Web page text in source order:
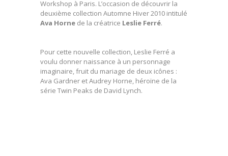
Workshop à Paris. L’occasion de découvrir la
deuxième collection Automne Hiver 2010 intitulé
Ava Horne de la créatrice Leslie Ferré.
Pour cette nouvelle collection, Leslie Ferré a
voulu donner naissance à un personnage
imaginaire, fruit du mariage de deux icônes :
Ava Gardner et Audrey Horne, héroïne de la
série Twin Peaks de David Lynch.